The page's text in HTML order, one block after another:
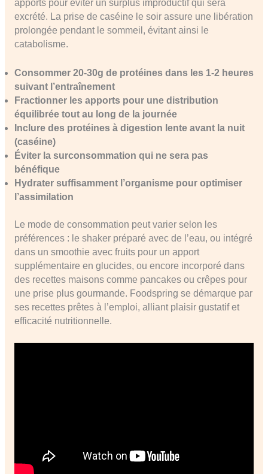
apports pour éviter un surplus improductif qui sera
excrété. La prise de caséine le soir assure une libération
prolongée pendant le sommeil, évitant ainsi le
catabolisme.
Consommer 20-30g de protéines dans les 1-2 heures
suivant l’entraînement
Fractionner les apports pour une distribution
équilibrée tout au long de la journée
Inclure des protéines à digestion lente avant la nuit
(caséine)
Éviter la surconsommation qui ne sera pas
bénéfique
Hydrater suffisamment l’organisme pour optimiser
l’assimilation
Le mode de consommation peut varier selon les
préférences : le shaker préparé avec de l’eau, ou intégré
dans un smoothie avec fruits pour un apport
supplémentaire en glucides, ou encore incorporé dans
des recettes maisons comme pancakes ou crêpes pour
une prise plus gourmande. Foodspring se démarque par
ses recettes prêtes à l’emploi, alliant plaisir gustatif et
efficacité nutritionnelle.